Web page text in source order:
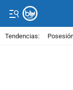
Tendencias: